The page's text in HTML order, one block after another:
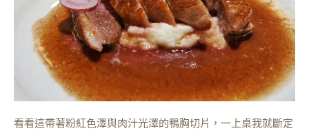
看看這帶著粉紅色澤與肉汁光澤的鴨胸切片，一上桌我就斷定